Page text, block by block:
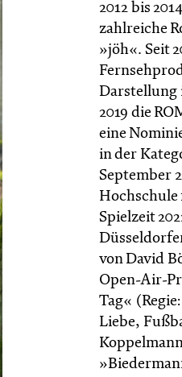
2012 bis
zahlreiche
»jöh«. Seit
Darstellung
2019 die
eine
in der
September
Hochschule
Spielzeit
von David
Open-Air-
Tag«
Liebe,